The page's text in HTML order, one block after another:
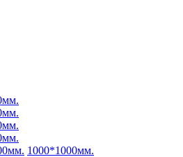
1000*1000мм.